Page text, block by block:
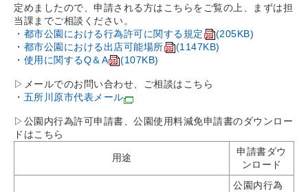
定めましたので、申請される方はこちらをご覧の上、まずは担
当課までご相談ください。
・ 都市公園における行為許可に関する規定
(205KB)
・ 都市公園における出店可能場所
(1147KB)
・ 使用に関するQ＆A (107KB)
▷メールでのお問い合わせ、ご相談はこちら
・ 五所川原市代表メール
▷公園内行為許可申請書、公園使用料減免申請書のダウンロー
ドはこちら
用途
申請書ダウ
ンロード
公園内行為